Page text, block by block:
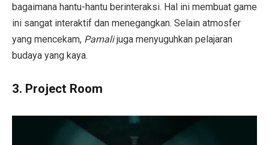
bagaimana hantu-hantu berinteraksi. Hal ini membuat game
ini sangat interaktif dan menegangkan. Selain atmosfer
yang mencekam, Pamalijuga menyuguhkan pelajaran
budaya yang kaya.
3. Project Room